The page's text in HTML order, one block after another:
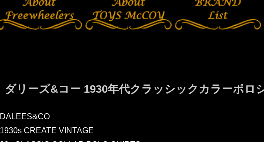
ダリーズ&コー 1930年代クラッシックカラーポロ
DALEES&CO
1930s CREATE VINTAGE